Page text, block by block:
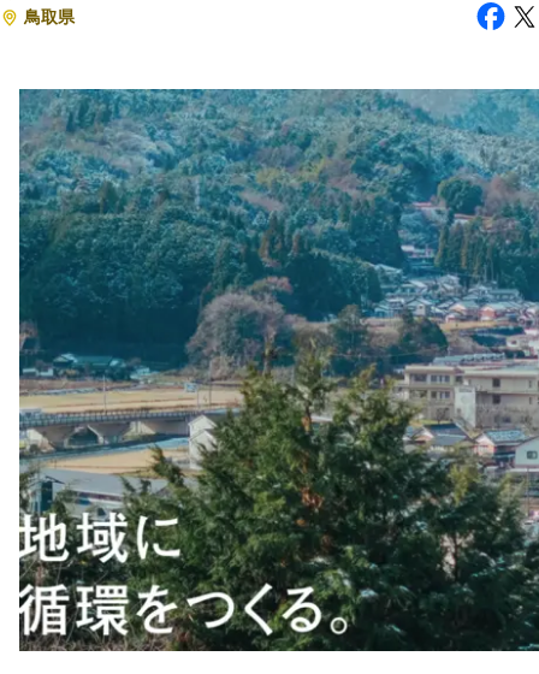
注目スタートアップ
イベント・セミナー
特集記事
CEOインタビュー
転職
大学発スタートアップ
導入事例
お問い合わせ
法人向け資料ダウンロード
/採用検討企業様へ
鳥取県